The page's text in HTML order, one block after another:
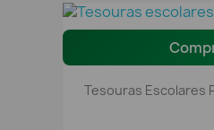
Tesouras Escolares